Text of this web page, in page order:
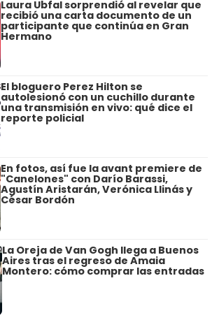
Laura Ubfal sorprendió al revelar que
recibió una carta documento de un
participante que continúa en Gran
Hermano
El bloguero Perez Hilton se
autolesionó con un cuchillo durante
una transmisión en vivo: qué dice el
reporte policial
En fotos, así fue la avant premiere de
"Canelones" con Darío Barassi,
Agustín Aristarán, Verónica Llinás y
César Bordón
La Oreja de Van Gogh llega a Buenos
Aires tras el regreso de Amaia
Montero: cómo comprar las entradas